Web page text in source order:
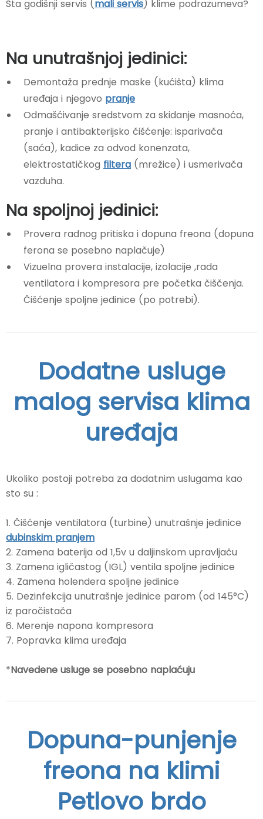
Šta godišnji servis (mali servis) klime podrazumeva?
Na unutrašnjoj jedinici:
Demontaža prednje maske (kućišta) klima
uređaja i njegovo pranje
Odmašćivanje sredstvom za skidanje masnoća,
pranje i antibakterijsko čišćenje: isparivača
(saća), kadice za odvod konenzata,
elektrostatičkog filtera (mrežice) i usmerivača
vazduha.
Na spoljnoj jedinici:
Provera radnog pritiska i dopuna freona (dopuna
ferona se posebno naplačuje)
Vizuelna provera instalacije, izolacije ,rada
ventilatora i kompresora pre početka čiščenja.
Čišćenje spoljne jedinice (po potrebi).
Dodatne usluge
malog servisa klima
uređaja
Ukoliko postoji potreba za dodatnim uslugama kao
sto su :
1. Čišćenje ventilatora (turbine) unutrašnje jedinice
dubinskim pranjem
2. Zamena baterija od 1,5v u daljinskom upravljaču
3. Zamena igličastog (IGL) ventila spoljne jedinice
4. Zamena holendera spoljne jedinice
5. Dezinfekcija unutrašnje jedinice parom (od 145°C)
iz paročistača
6. Merenje napona kompresora
7. Popravka klima uređaja
*Navedene usluge se posebno naplaćuju
Dopuna-punjenje
freona na klimi
Petlovo brdo